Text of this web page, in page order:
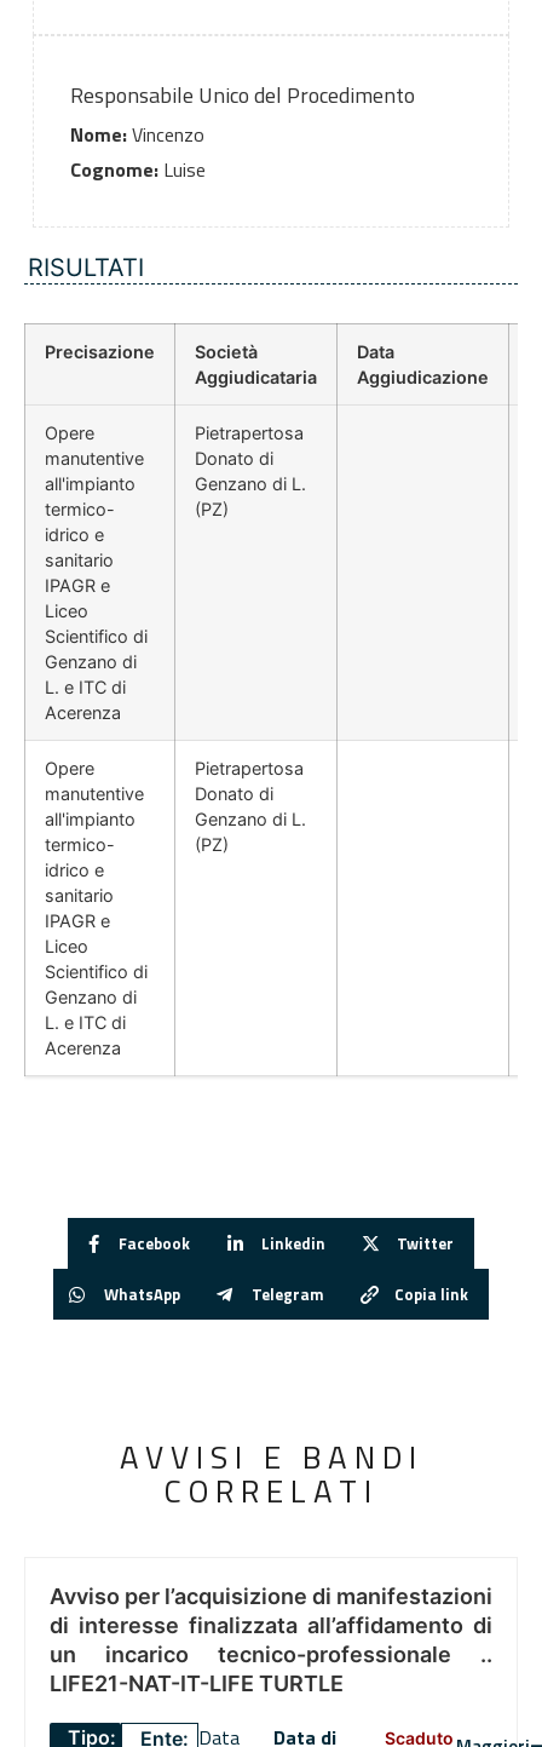
Responsabile Unico del Procedimento
Nome:Vincenzo
Cognome:Luise
RISULTATI
Precisazione
Società
Aggiudicataria
Data
Aggiudicazione
Opere
manutentive
all'impianto
termico-
idrico e
sanitario
IPAGR e
Liceo
Scientifico di
Genzano di
L. e ITC di
Acerenza
Pietrapertosa
Donato di
Genzano di L.
(PZ)
Opere
manutentive
all'impianto
termico-
idrico e
sanitario
IPAGR e
Liceo
Scientifico di
Genzano di
L. e ITC di
Acerenza
Pietrapertosa
Donato di
Genzano di L.
(PZ)
Facebook Linkedin Twitter
WhatsApp Telegram Copia link
AVVISI E BANDI
CORRELATI
Avviso per l’acquisizione di manifestazioni
di interesse finalizzata all’affidamento di
un incarico tecnico-professionale ..
LIFE21-NAT-IT-LIFE TURTLE
Tipo: Ente: Data Data di Scaduto